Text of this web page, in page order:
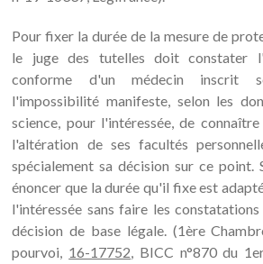
Pour fixer la durée de la mesure de
le juge des tutelles doit constater
conforme d'un médecin inscrit
l'impossibilité manifeste, selon les
science, pour l'intéressée, de
l'altération de ses facultés
spécialement sa décision sur ce point.
énoncer que la durée qu'il fixe est
l'intéressée sans faire les
décision de base légale. (1ère
pourvoi, 16-17752, BICC n°870 du